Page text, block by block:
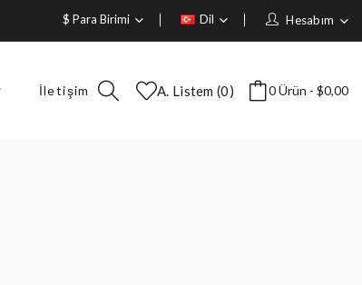
$ Para Birimi Dil Hesabım
İletişim A. Listem (0) 0 Ürün - $0,00